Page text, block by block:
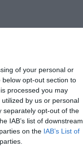
of your personal or
opt-out section to
processed you may
by us or personal
separately opt-out of the
IAB’s list of downstream
on the IAB’s List of